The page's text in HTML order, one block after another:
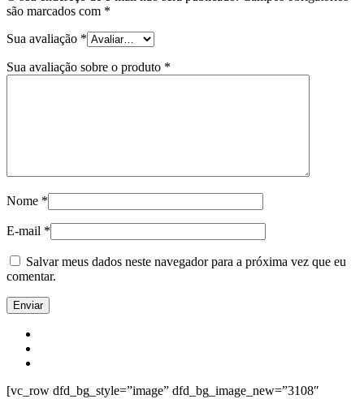
são marcados com *
Sua avaliação *
Sua avaliação sobre o produto *
Nome *
E-mail *
Salvar meus dados neste navegador para a próxima vez que eu
comentar.
[vc_row dfd_bg_style=”image” dfd_bg_image_new=”3108″